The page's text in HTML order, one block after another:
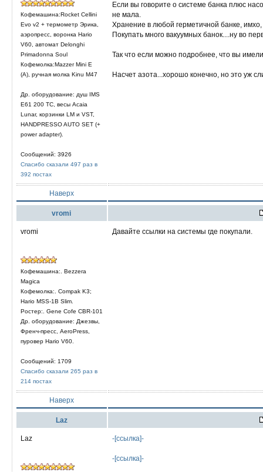
Кофемашина:Rocket Cellini
Evo v2 + термометр Эрика,
аэропресс, воронка Hario
V60, автомат Delonghi
Primadonna Soul
Кофемолка:Mazzer Mini E
(A), ручная молка Kinu M47
Др. оборудование: душ IMS
E61 200 TC, весы Acaia
Lunar, корзинки LM и VST,
HANDPRESSO AUTO SET (+
power adapter).
Сообщений: 3926
Спасибо сказали 497 раз в
392 постах
Если вы говорите о системе банка плюс
не мала.
Хранение в любой герметичной банке,
Покупать много вакуумных банок....ну во
Так что если можно подробнее, что вы
Насчет азота...хорошо конечно, но это уж
Наверх
vromi
vromi
Кофемашина:. Bezzera
Magica
Кофемолка:. Compak K3;
Hario MSS-1B Slim.
Ростер:. Gene Cofe CBR-101
Др. оборудование: Джезвы,
Френч-пресс, AeroPress,
пуровер Hario V60.
Сообщений: 1709
Спасибо сказали 265 раз в
214 постах
Давайте ссылки на системы где покупали.
Наверх
Laz
Laz -[ссылка]-
-[ссылка]-